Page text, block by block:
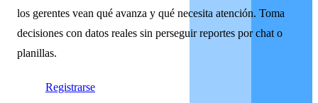
los gerentes vean qué avanza y qué necesita atención. Toma
decisiones con datos reales sin perseguir reportes por chat o
planillas.
Registrarse